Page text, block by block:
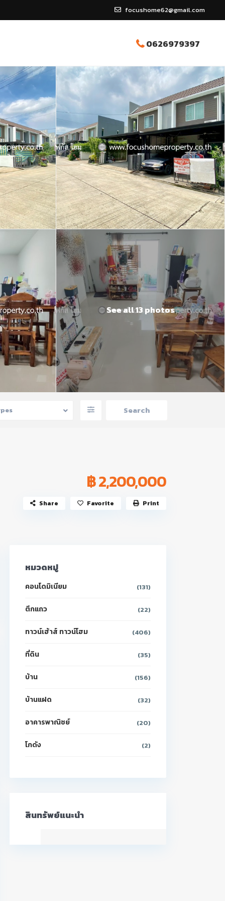
focushome62@gmail.com
0626979397
See all 13 photos
฿ 2,200,000
Share Favorite Print
หมวดหมู่
คอนโดมิเนียม (131)
ตึกแถว (22)
ทาวน์เฮ้าส์ ทาวน์โฮม (406)
ที่ดิน (35)
บ้าน (156)
บ้านแฝด (32)
อาคารพาณิชย์ (20)
โกดัง (2)
สินทรัพย์แนะนำ